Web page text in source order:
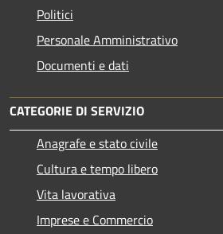
Politici
Personale Amministrativo
Documenti e dati
CATEGORIE DI SERVIZIO
Anagrafe e stato civile
Cultura e tempo libero
Vita lavorativa
Imprese e Commercio